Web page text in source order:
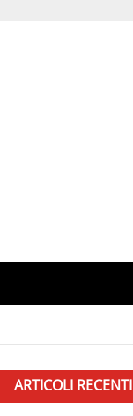
ARTICOLI RECENTI